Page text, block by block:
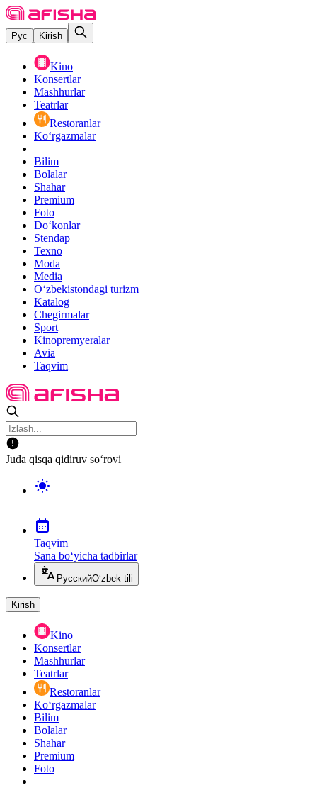
Рус Kirish
Kino
Konsertlar
Mashhurlar
Teatrlar
Restoranlar
Ko‘rgazmalar
Bilim
Bolalar
Shahar
Premium
Foto
Do‘konlar
Stendap
Texno
Moda
Media
O‘zbekistondagi turizm
Katalog
Chegirmalar
Sport
Kinopremyeralar
Avia
Taqvim
Juda qisqa qidiruv so‘rovi
Taqvim
Sana bo‘yicha tadbirlar
РусскийO‘zbek tili
Kirish
Kino
Konsertlar
Mashhurlar
Teatrlar
Restoranlar
Ko‘rgazmalar
Bilim
Bolalar
Shahar
Premium
Foto